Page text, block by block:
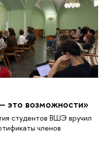
это возможности»
студентов ВШЭ вручил
членов